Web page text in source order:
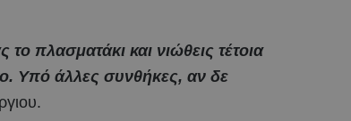
πλασματάκι και νιώθεις τέτοια
Υπό άλλες συνθήκες, αν δε